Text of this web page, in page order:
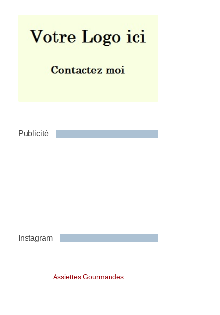
Publicité
Instagram
Assiettes Gourmandes